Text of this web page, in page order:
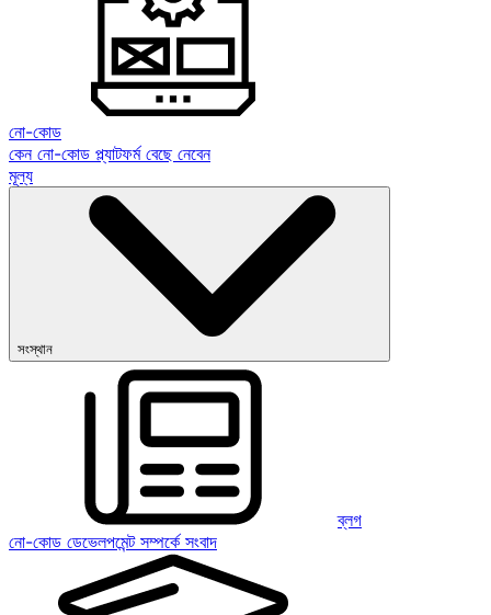
নো-কোড
কেন নো-কোড প্ল্যাটফর্ম বেছে নেবেন
মূল্য
সংস্থান
ব্লগ
নো-কোড ডেভেলপমেন্ট সম্পর্কে সংবাদ